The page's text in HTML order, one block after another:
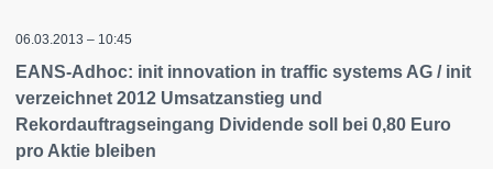
06.03.2013 – 10:45
EANS-Adhoc: init innovation in traffic systems AG / init
verzeichnet 2012 Umsatzanstieg und
Rekordauftragseingang Dividende soll bei 0,80 Euro
pro Aktie bleiben